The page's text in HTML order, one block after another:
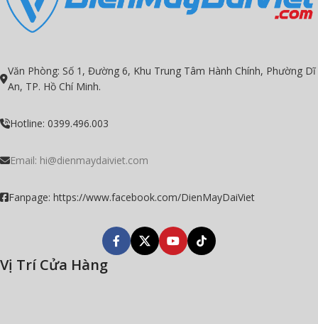
Văn Phòng: Số 1, Đường 6, Khu Trung Tâm Hành Chính, Phường Dĩ
An, TP. Hồ Chí Minh.
Hotline: 0399.496.003
Email: hi@dienmaydaiviet.com
Fanpage: https://www.facebook.com/DienMayDaiViet
Vị Trí Cửa Hàng